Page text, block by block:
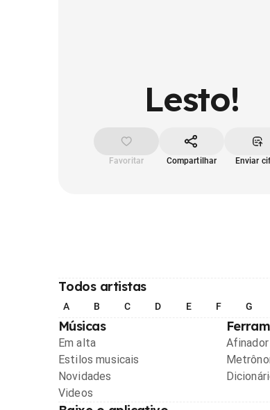
Lesto!
Favoritar Compartilhar Enviar
Todos artistas
A B C D E F G
Músicas
Em alta
Estilos musicais
Novidades
Videos
Afinador